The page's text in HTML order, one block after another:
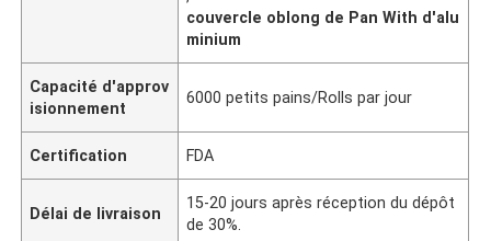
couvercle oblong de Pan With d'alu
minium
Capacité d'approv
isionnement
6000 petits pains/Rolls par jour
Certification FDA
Délai de livraison
15-20 jours après réception du dépôt
de 30%.